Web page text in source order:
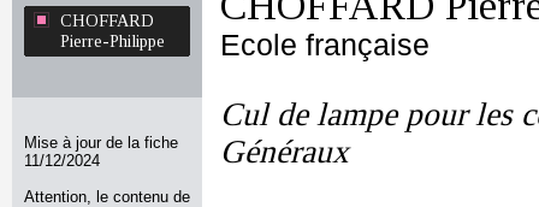
CHOFFARD
Pierre-Philippe
Mise à jour de la fiche
11/12/2024
Attention, le contenu de
Ecole française
Cul de lampe pour les
Généraux